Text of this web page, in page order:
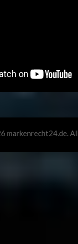
markenrecht24.de.